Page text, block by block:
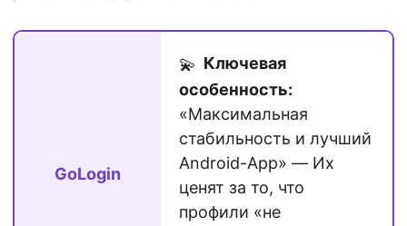
GoLogin
💫 Ключевая
особенность:
«Максимальная
стабильность и лучший
Android-App» — Их
ценят за то, что
профили «не